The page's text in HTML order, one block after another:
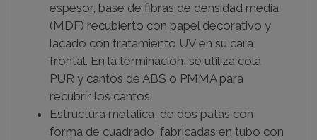
espesor, base de fibras de densidad media
(MDF) recubierto con papel decorativo y
lacado con tratamiento UV en su cara
frontal. En la terminación, se utiliza cola
PUR y cantos de ABS o PMMA para
recubrir los cantos.
Estructura metálica, de dos patas con
forma de cuadrado, fabricadas en tubo con